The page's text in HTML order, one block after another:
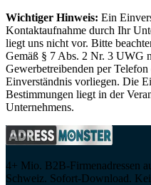
Wichtiger Hinweis: Ein
Kontaktaufnahme durch Ihr
liegt uns nicht vor. Bitte
Gemäß § 7 Abs. 2 Nr. 3 UWG
Gewerbetreibenden per
Einverständnis vorliegen. Die
Bestimmungen liegt in der
Unternehmens.
4+ Mio. B2B-Firmenadressen
Schweiz. Sofort-Download.